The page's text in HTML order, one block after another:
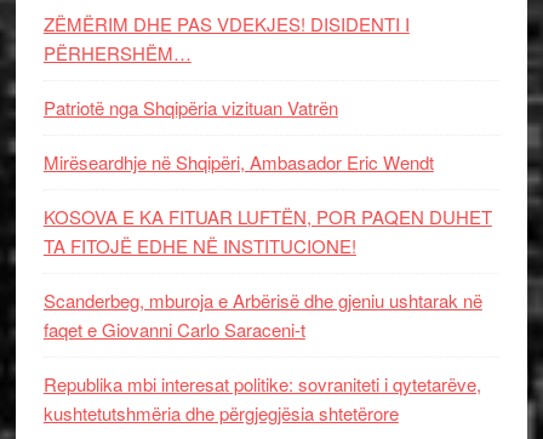
ZËMËRIM DHE PAS VDEKJES! DISIDENTI I
PËRHERSHËM…
Patriotë nga Shqipëria vizituan Vatrën
Mirëseardhje në Shqipëri, Ambasador Eric Wendt
KOSOVA E KA FITUAR LUFTËN, POR PAQEN DUHET
TA FITOJË EDHE NË INSTITUCIONE!
Scanderbeg, mburoja e Arbërisë dhe gjeniu ushtarak në
faqet e Giovanni Carlo Saraceni-t
Republika mbi interesat politike: sovraniteti i qytetarëve,
kushtetutshmëria dhe përgjegjësia shtetërore